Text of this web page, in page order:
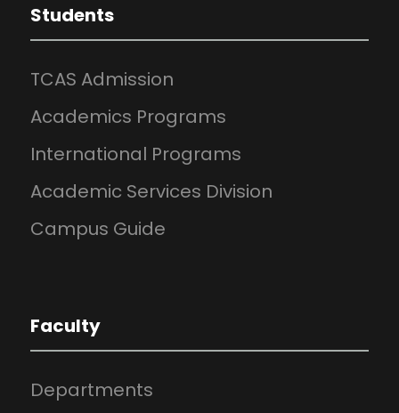
Students
TCAS Admission
Academics Programs
International Programs
Academic Services Division
Campus Guide
Faculty
Departments